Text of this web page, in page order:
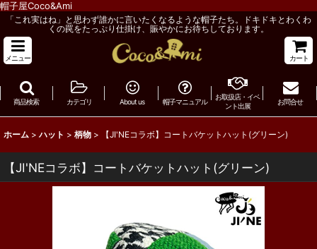
帽子屋Coco&Ami
「これ実はね」と思わず誰かに言いたくなるような帽子たち。ドキドキとわくわ
くの罠をたっぷり仕掛け、賑やかにお待ちしております。
メニュー カート
商品検索 カテゴリ About us 帽子マニュアル
お取扱店・イベ
ント出展
お問合せ
ホーム > ハット > 柄物 > 【JI'NEコラボ】コートバケットハット(グリーン)
【JI'NEコラボ】コートバケットハット(グリーン)